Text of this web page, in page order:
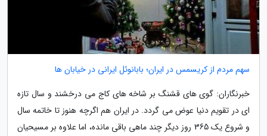
سهم مردم از کریسمس در ایران؛ بابانوئل ایرانی در خیابان ها
خبرنگاران: گوی های قشنگ بر شاخه های کاج می درخشند و سال تازه
ای در تقویم دنیا عوض می گردد. در ایران هم اگرچه هنوز تا خاتمه سال
و شروع یک 365 روز دیگر چند ماهی باقی مانده، اما علاوه بر مسیحیان